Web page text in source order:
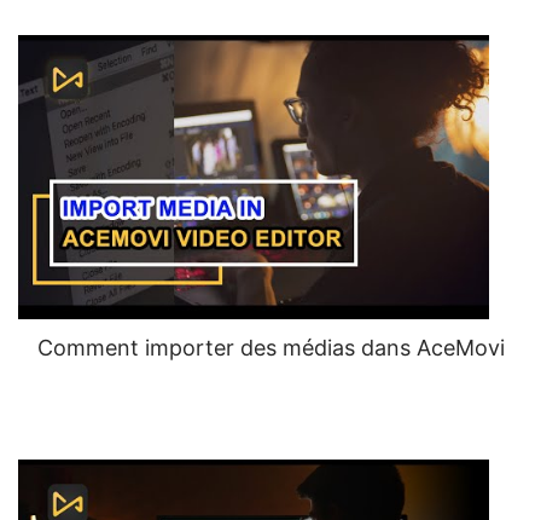
Comment importer des médias dans AceMovi